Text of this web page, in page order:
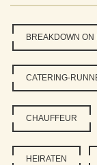
BREAKDOWN
CATERING-
CHAUFFEUR
HEIRATEN